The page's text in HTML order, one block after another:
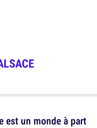
est un monde à part